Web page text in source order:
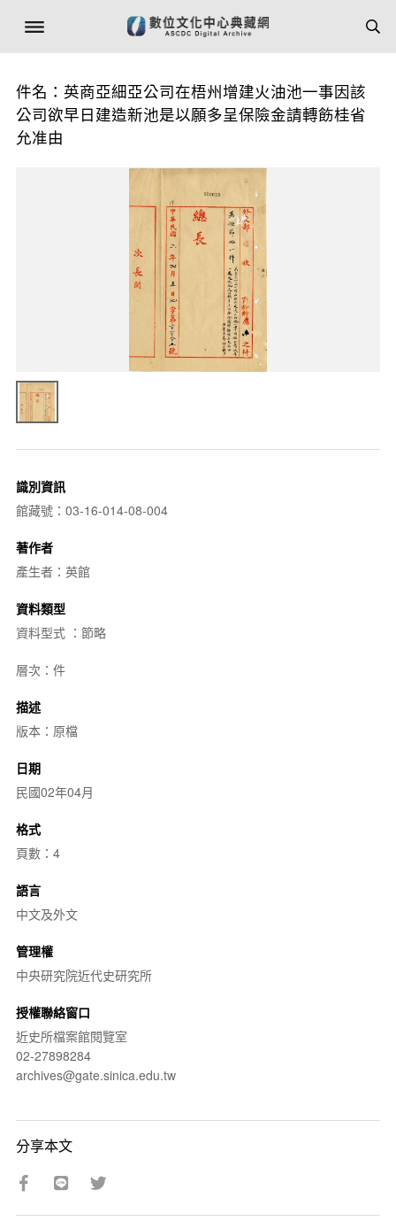
件名：英商亞細亞公司在梧州增建火油池一事因該
公司欲早日建造新池是以願多呈保險金請轉飭桂省
允准由
識別資訊
館藏號：03-16-014-08-004
著作者
產生者：英館
資料類型
資料型式 ：節略
層次：件
描述
版本：原檔
日期
民國02年04月
格式
頁數：4
語言
中文及外文
管理權
中央研究院近代史研究所
授權聯絡窗口
近史所檔案館閱覽室
02-27898284
archives@gate.sinica.edu.tw
分享本文